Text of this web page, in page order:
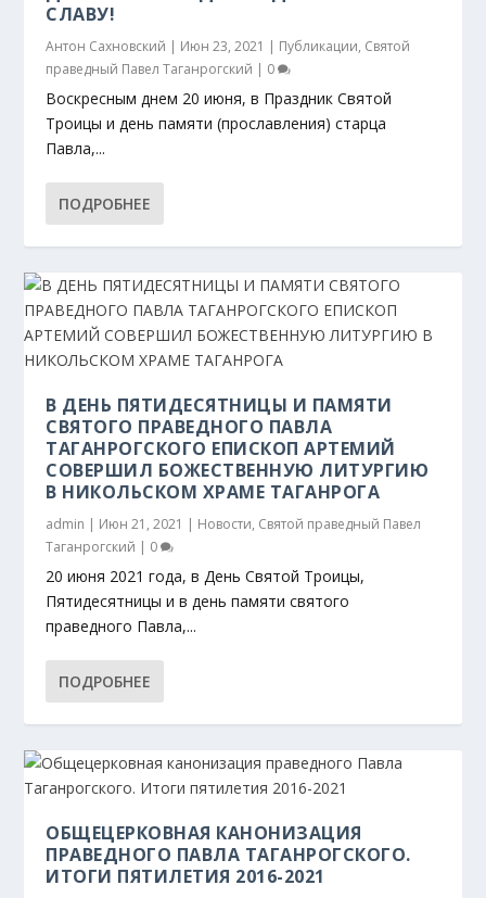
СЛАВУ!
Антон Сахновский | Июн 23, 2021 | Публикации, Святой
праведный Павел Таганрогский | 0
Воскресным днем 20 июня, в Праздник Святой
Троицы и день памяти (прославления) старца
Павла,...
ПОДРОБНЕЕ
В ДЕНЬ ПЯТИДЕСЯТНИЦЫ И ПАМЯТИ
СВЯТОГО ПРАВЕДНОГО ПАВЛА
ТАГАНРОГСКОГО ЕПИСКОП АРТЕМИЙ
СОВЕРШИЛ БОЖЕСТВЕННУЮ ЛИТУРГИЮ
В НИКОЛЬСКОМ ХРАМЕ ТАГАНРОГА
admin | Июн 21, 2021 | Новости, Святой праведный Павел
Таганрогский | 0
20 июня 2021 года, в День Святой Троицы,
Пятидесятницы и в день памяти святого
праведного Павла,...
ПОДРОБНЕЕ
ОБЩЕЦЕРКОВНАЯ КАНОНИЗАЦИЯ
ПРАВЕДНОГО ПАВЛА ТАГАНРОГСКОГО.
ИТОГИ ПЯТИЛЕТИЯ 2016-2021